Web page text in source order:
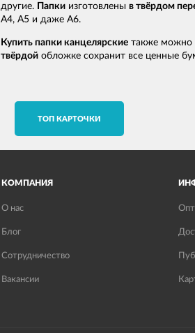
другие. Папки изготовлены в твёрдом
А4, А5 и даже А6.
Купить папки канцелярские также можно
твёрдой обложке сохранит все ценные
TОП КАРТОЧКИ
КОМПАНИЯ
О нас
Блог
Сотрудничество
Вакансии